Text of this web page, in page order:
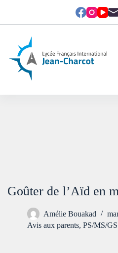
Goûter de l’Aïd en
Amélie Bouakad
Avis aux parents, PS/MS/